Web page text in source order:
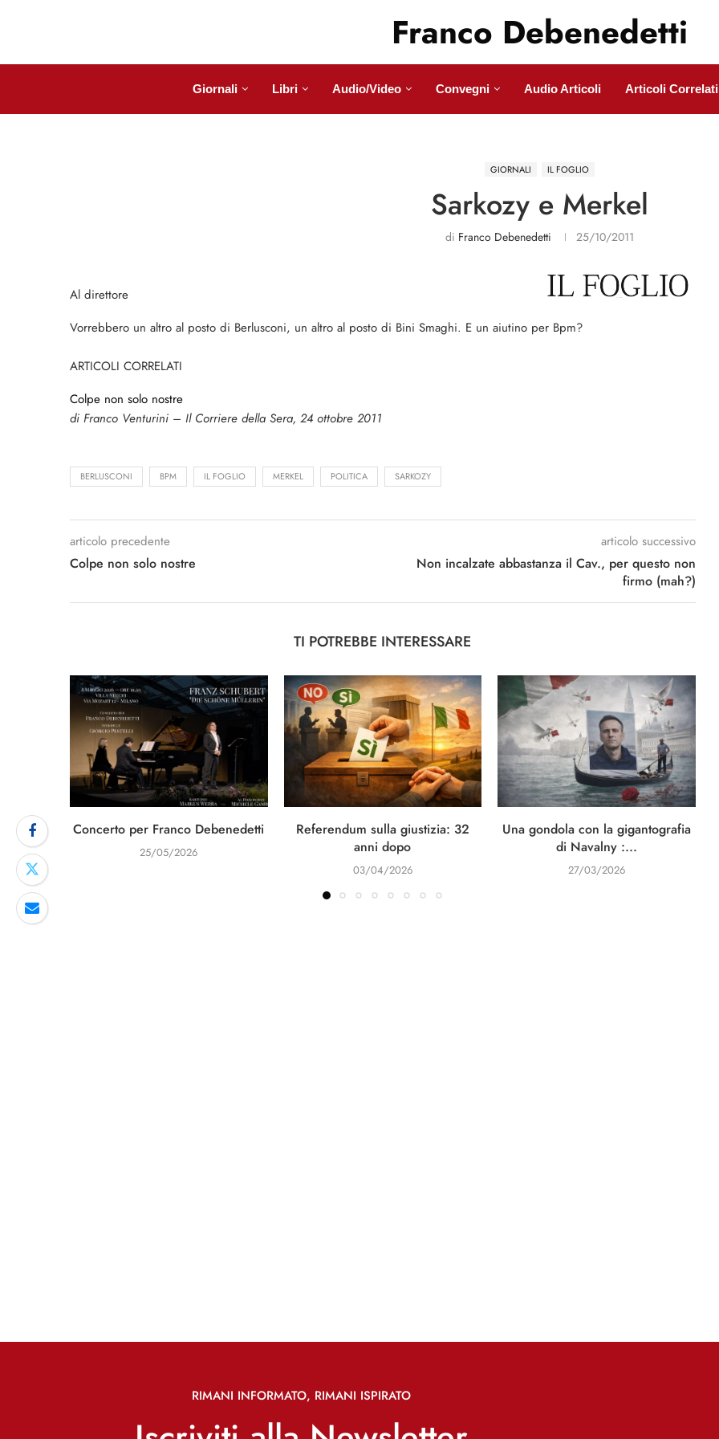
Franco Debenedetti
Giornali Libri Audio/Video Convegni Audio Articoli Articoli Correlati
GIORNALI IL FOGLIO
Sarkozy e Merkel
di Franco Debenedetti 25/10/2011
Al direttore
Vorrebbero un altro al posto di Berlusconi, un altro al posto di Bini Smaghi. E un aiutino per Bpm?
ARTICOLI CORRELATI
Colpe non solo nostre
di Franco Venturini – Il Corriere della Sera, 24 ottobre 2011
BERLUSCONI BPM IL FOGLIO MERKEL POLITICA SARKOZY
articolo precedente
Colpe non solo nostre
articolo successivo
Non incalzate abbastanza il Cav., per questo non
firmo (mah?)
TI POTREBBE INTERESSARE
Concerto per Franco Debenedetti
25/05/2026
Referendum sulla giustizia: 32
anni dopo
03/04/2026
Una gondola con la gigantografia
di Navalny :...
27/03/2026
RIMANI INFORMATO, RIMANI ISPIRATO